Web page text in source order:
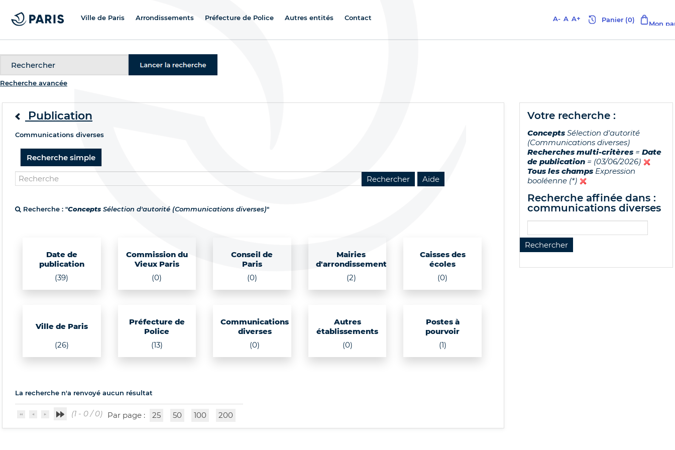
Ville de Paris Arrondissements Préfecture de Police Autres entités Contact A- A A+
Recherche avancée
Publication
Communications diverses
Recherche simple
Recherche : "Concepts Sélection d'autorité (Communications diverses)"
Date de
publication
(39)
Commission du
Vieux Paris
(0)
Conseil de
Paris
(0)
Mairies
d'arrondissement
(2)
Caisses des
écoles
(0)
Ville de Paris
(26)
Préfecture de
Police
(13)
Communications
diverses
(0)
Autres
établissements
(0)
Postes à
pourvoir
(1)
La recherche n'a renvoyé aucun résultat
(1 - 0 / 0) Par page : 25 50 100 200
votre recherche :
Concepts Sélection d'autorité
(Communications diverses)
Recherches multi-critères = Date
de publication = (03/06/2026)
Tous les champs Expression
booléenne (*)
recherche affinée dans :
communications diverses